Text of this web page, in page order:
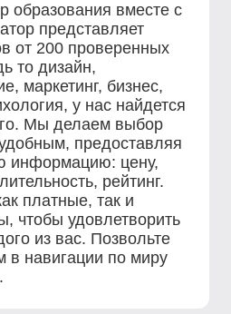
образования вместе с
представляет
от 200 проверенных
то дизайн,
маркетинг, бизнес,
у нас найдется
Мы делаем выбор
предоставляя
информацию: цену,
рейтинг.
платные, так и
чтобы удовлетворить
из вас. Позвольте
в навигации по миру